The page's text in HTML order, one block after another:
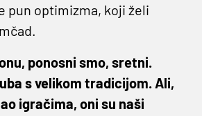
pun optimizma, koji želi
ponosni smo, sretni.
s velikom tradicijom. Ali,
igračima, oni su naši